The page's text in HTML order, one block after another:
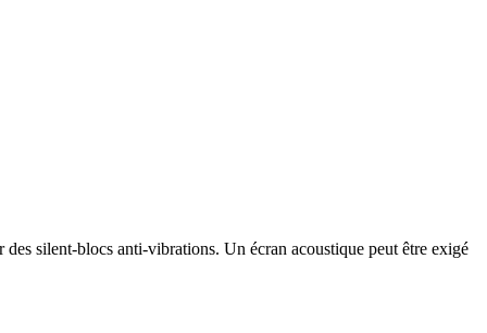
silent-blocs anti-vibrations. Un écran acoustique peut être exigé